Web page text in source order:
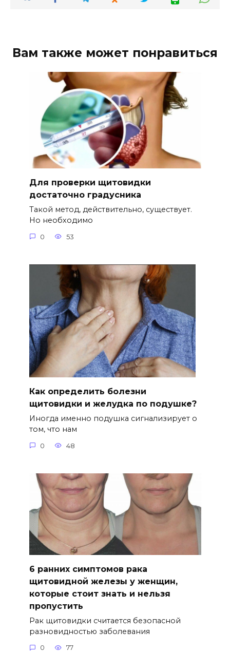
Вам также может понравиться
Для проверки щитовидки
достаточно градусника
Такой метод, действительно, существует.
Но необходимо
0 53
Как определить болезни
щитовидки и желудка по подушке?
Иногда именно подушка сигнализирует о
том, что нам
0 48
6 ранних симптомов рака
щитовидной железы у женщин,
которые стоит знать и нельзя
пропустить
Рак щитовидки считается безопасной
разновидностью заболевания
0 77